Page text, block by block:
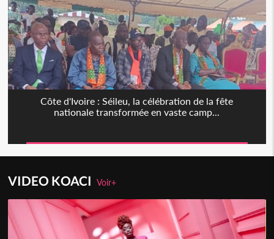
Côte d'Ivoire : Séileu, la célébration de la fête
nationale transformée en vaste camp...
VIDEO KOACIVoir+